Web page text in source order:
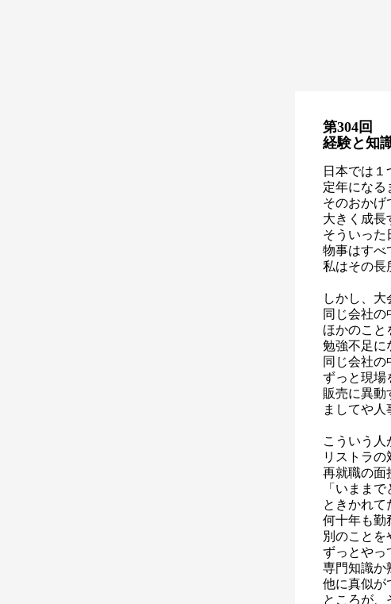
第304回
経験と知
日本では１
定年になる
そのおかげ
大きく成長
そういった
物事はすべ
私はその長
しかし、大
同じ会社の
ほかのこと
勉強不足に
同じ会社の
ずっと現場
販売に異動
ましてや人
こういう人
リストラの
再就職の面
「いまま
ときかれて
何十年も勤
別のことを
ずっとやっ
専門知識か
他に真似が
ところが、